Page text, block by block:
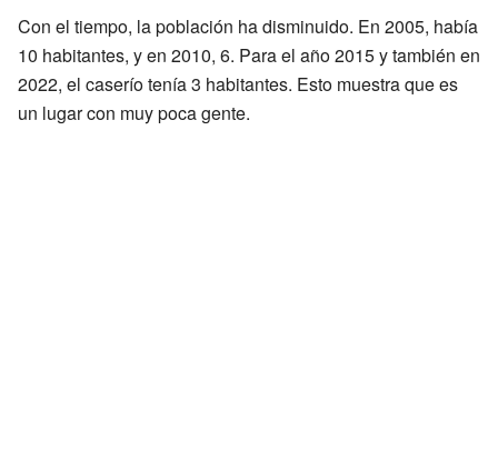
Con el tiempo, la población ha disminuido. En 2005, había
10 habitantes, y en 2010, 6. Para el año 2015 y también en
2022, el caserío tenía 3 habitantes. Esto muestra que es
un lugar con muy poca gente.